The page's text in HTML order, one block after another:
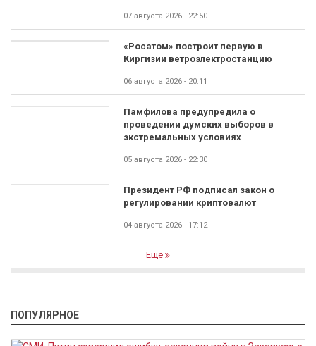
07 августа 2026 - 22:50
«Росатом» построит первую в
Киргизии ветроэлектростанцию
06 августа 2026 - 20:11
Памфилова предупредила о
проведении думских выборов в
экстремальных условиях
05 августа 2026 - 22:30
Президент РФ подписал закон о
регулировании криптовалют
04 августа 2026 - 17:12
Ещё
ПОПУЛЯРНОЕ